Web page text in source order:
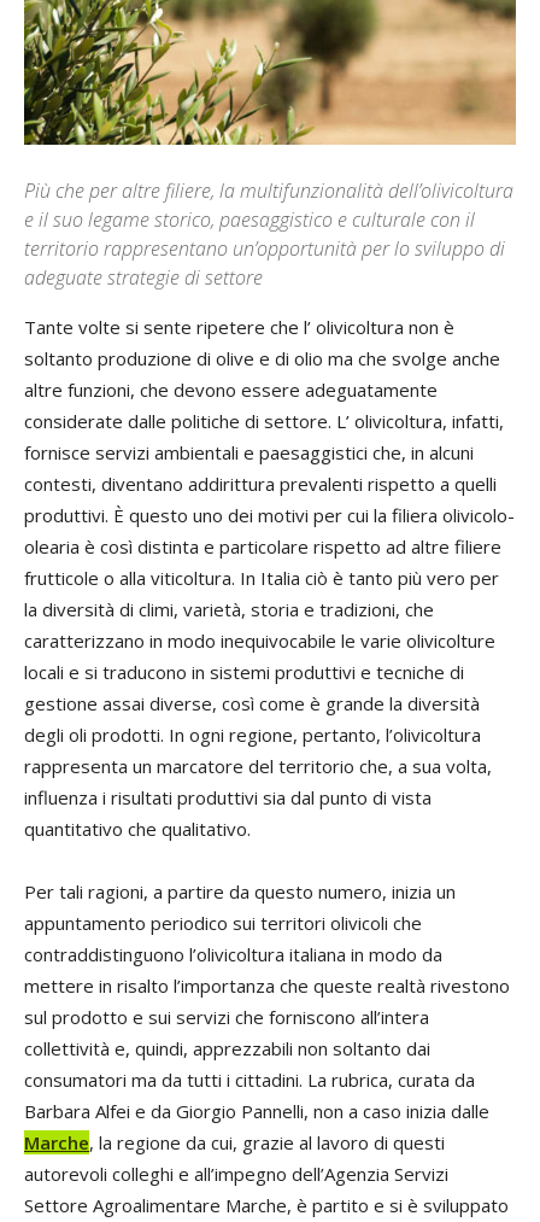
Più che per altre filiere, la multifunzionalità dell’olivicoltura
e il suo legame storico, paesaggistico e culturale con il
territorio rappresentano un’opportunità per lo sviluppo di
adeguate strategie di settore
Tante volte si sente ripetere che l’ olivicoltura non è
soltanto produzione di olive e di olio ma che svolge anche
altre funzioni, che devono essere adeguatamente
considerate dalle politiche di settore. L’ olivicoltura, infatti,
fornisce servizi ambientali e paesaggistici che, in alcuni
contesti, diventano addirittura prevalenti rispetto a quelli
produttivi. È questo uno dei motivi per cui la filiera olivicolo-
olearia è così distinta e particolare rispetto ad altre filiere
frutticole o alla viticoltura. In Italia ciò è tanto più vero per
la diversità di climi, varietà, storia e tradizioni, che
caratterizzano in modo inequivocabile le varie olivicolture
locali e si traducono in sistemi produttivi e tecniche di
gestione assai diverse, così come è grande la diversità
degli oli prodotti. In ogni regione, pertanto, l’olivicoltura
rappresenta un marcatore del territorio che, a sua volta,
influenza i risultati produttivi sia dal punto di vista
quantitativo che qualitativo.
Per tali ragioni, a partire da questo numero, inizia un
appuntamento periodico sui territori olivicoli che
contraddistinguono l’olivicoltura italiana in modo da
mettere in risalto l’importanza che queste realtà rivestono
sul prodotto e sui servizi che forniscono all’intera
collettività e, quindi, apprezzabili non soltanto dai
consumatori ma da tutti i cittadini. La rubrica, curata da
Barbara Alfei e da Giorgio Pannelli, non a caso inizia dalle
Marche, la regione da cui, grazie al lavoro di questi
autorevoli colleghi e all’impegno dell’Agenzia Servizi
Settore Agroalimentare Marche, è partito e si è sviluppato